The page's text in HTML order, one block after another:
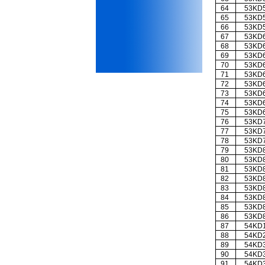
Được gia đình hỗ trợ, có sức
64
65
66
67
68
69
70
71
72
73
74
75
76
77
78
79
80
81
82
83
84
85
86
87
88
89
90